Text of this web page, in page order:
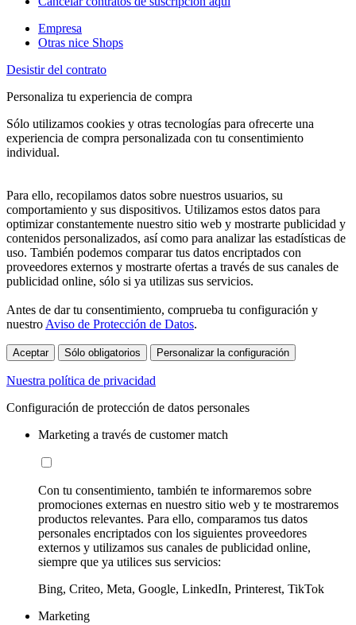
Empresa
Otras nice Shops
Desistir del contrato
Personaliza tu experiencia de compra
Sólo utilizamos cookies y otras tecnologías para ofrecerte una
experiencia de compra personalizada con tu consentimiento
individual.
Para ello, recopilamos datos sobre nuestros usuarios, su
comportamiento y sus dispositivos. Utilizamos estos datos para
optimizar constantemente nuestro sitio web y mostrarte publicidad y
contenidos personalizados, así como para analizar las estadísticas de
uso. También podemos comparar tus datos encriptados con
proveedores externos y mostrarte ofertas a través de sus canales de
publicidad online, sólo si ya utilizas sus servicios.
Antes de dar tu consentimiento, comprueba tu configuración y
nuestro Aviso de Protección de Datos.
Aceptar Sólo obligatorios Personalizar la configuración
Nuestra política de privacidad
Configuración de protección de datos personales
Marketing a través de customer match
Con tu consentimiento, también te informaremos sobre
promociones externas en nuestro sitio web y te mostraremos
productos relevantes. Para ello, comparamos tus datos
personales encriptados con los siguientes proveedores
externos y utilizamos sus canales de publicidad online,
siempre que ya utilices sus servicios:
Bing, Criteo, Meta, Google, LinkedIn, Printerest, TikTok
Marketing